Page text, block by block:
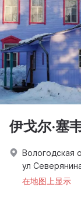
伊戈尔·塞
Вологодская
ул
在地图上显示